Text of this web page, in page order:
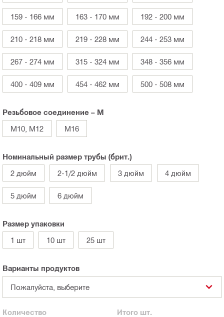
159 - 166 мм 163 - 170 мм 192 - 200 мм
210 - 218 мм 219 - 228 мм 244 - 253 мм
267 - 274 мм 315 - 324 мм 348 - 356 мм
400 - 409 мм 454 - 462 мм 500 - 508 мм
Резьбовое соединение – M
M10, M12
M16
Номинальный размер трубы (брит.)
2 дюйм
2-1/2 дюйм 3 дюйм 4 дюйм
5 дюйм 6 дюйм
Размер упаковки
1 шт
10 шт 25 шт
Варианты продуктов
Пожалуйста, выберите
Количество Итого шт.